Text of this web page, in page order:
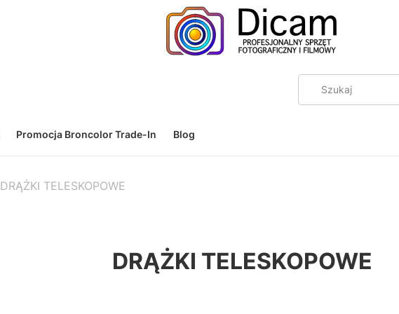
Promocja Broncolor Trade-In Blog
DRĄŻKI TELESKOPOWE
DRĄŻKI TELESKOPOWE